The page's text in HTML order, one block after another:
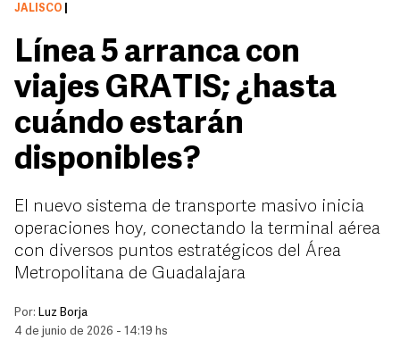
JALISCO
Línea 5 arranca con
viajes GRATIS; ¿hasta
cuándo estarán
disponibles?
El nuevo sistema de transporte masivo inicia
operaciones hoy, conectando la terminal aérea
con diversos puntos estratégicos del Área
Metropolitana de Guadalajara
Por: Luz Borja
4 de junio de 2026 - 14:19 hs